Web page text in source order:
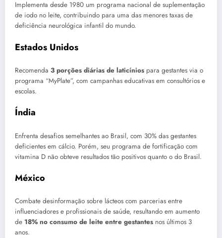
Implementa desde 1980 um programa nacional de suplementação
de iodo no leite, contribuindo para uma das menores taxas de
deficiência neurológica infantil do mundo.
Estados Unidos
Recomenda 3 porções diárias de laticínios para gestantes via o
programa “MyPlate”, com campanhas educativas em consultórios e
escolas.
Índia
Enfrenta desafios semelhantes ao Brasil, com 30% das gestantes
deficientes em cálcio. Porém, seu programa de fortificação com
vitamina D não obteve resultados tão positivos quanto o do Brasil.
México
Combate desinformação sobre lácteos com parcerias entre
influenciadores e profissionais de saúde, resultando em aumento
de 18% no consumo de leite entre gestantes nos últimos 3
anos.